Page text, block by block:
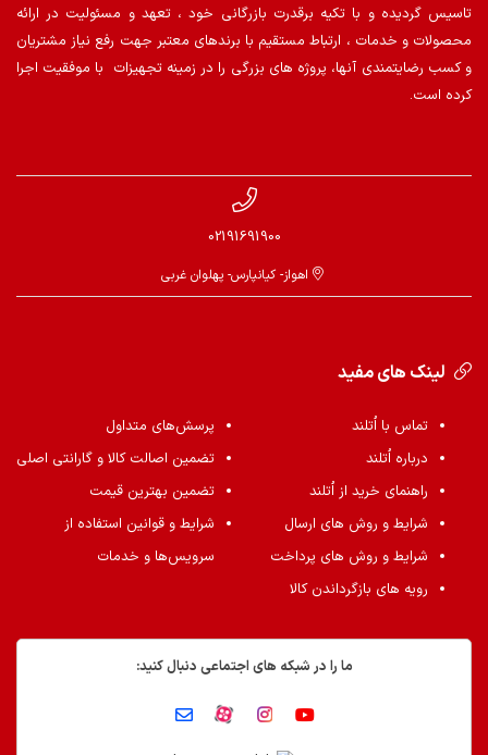
تاسیس گردیده و با تکیه برقدرت بازرگانی خود ، تعهد و مسئولیت در ارائه
محصولات و خدمات ، ارتباط مستقیم با برندهای معتبر جهت رفع نیاز مشتریان
و کسب رضایتمندی آنها، پروژه های بزرگی را در زمینه تجهیزات با موفقیت اجرا
کرده است.
02191691900
اهواز- کیانپارس- پهلوان غربی
لینک های مفید
تماس با اُتلند
درباره اُتلند
راهنمای خرید از اُتلند
شرایط و روش های ارسال
شرایط و روش های پرداخت
رویه های بازگرداندن کالا
پرسش‌های متداول
تضمین اصالت کالا و گارانتی اصلی
تضمین بهترین قیمت
شرایط و قوانین استفاده از
سرویس‌ها و خدمات
ما را در شبکه های اجتماعی دنبال کنید: